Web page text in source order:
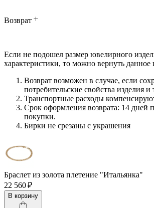
Возврат
Если не подошел размер ювелирного
характеристики, то можно вернуть данное
Возврат возможен в случае, если
потребительские свойства изделия
Транспортные расходы
Срок оформления возврата: 14 дней
покупки.
Бирки не срезаны с украшения
Браслет из золота плетение "Итальянка"
22 560 ₽
В корзину